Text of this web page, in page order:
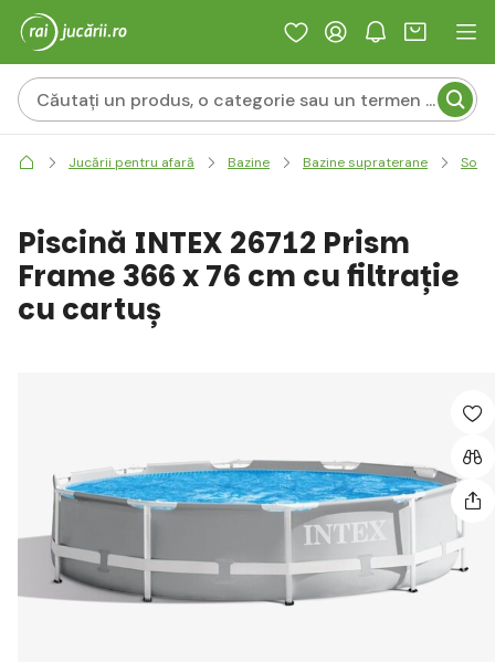
Jucării pentru afară Bazine Bazine supraterane
Piscină INTEX 26712 Prism
Frame 366 x 76 cm cu filtrație
cu cartuș